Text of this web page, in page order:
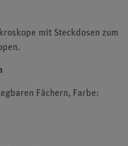
mit Steckdosen zum
Fächern, Farbe: